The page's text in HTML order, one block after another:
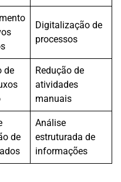
Digitalização de
processos
de
Redução de
atividades
manuais
de
Análise
estruturada de
informações